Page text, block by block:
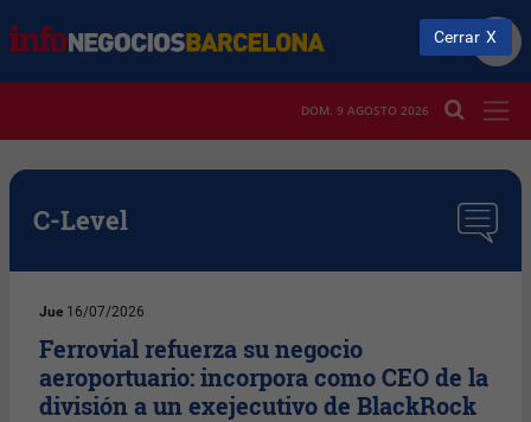
DOM. 9 AGOSTO 2026
C-Level
Jue 16/07/2026
Ferrovial refuerza su negocio
aeroportuario: incorpora como CEO de la
división a un exejecutivo de BlackRock
Cerrar